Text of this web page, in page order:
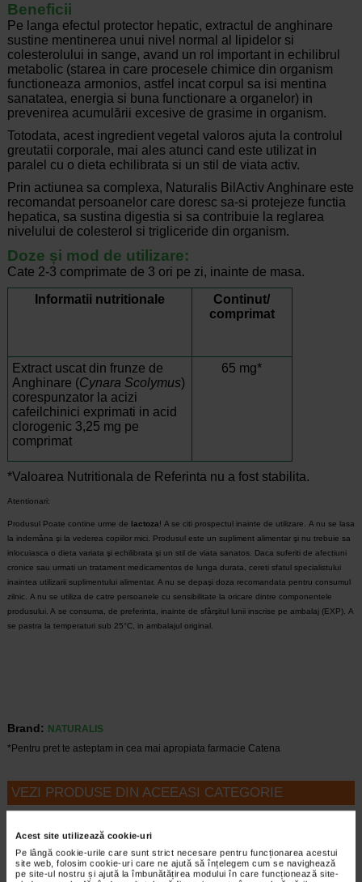
Acest site utilizează cookie-uri
Pe lângă cookie-urile care sunt strict necesare pentru funcționarea acestui
site web, folosim cookie-uri care ne ajută să înțelegem cum se navighează
pe site-ul nostru și ajută la îmbunătățirea modului în care funcționează site-
Beneficii
Pe langa efectul protector hepatic, extractul de anghinare
sustine mentinerea unui nivel normal al lipidelor si
colesterolului in sange, avand un rol important in echilibrul
metabolic (starea in care procesele chimice din organism
functioneaza armonios, astfel incat corpul sa isi mentina
sanatatea, energia si buna functionare a organelor) in
prevenirea acumulării excesive de grasime in organism.
Totodata, acest ingredient vegetal valoros ajuta la controlul
greutatii corporale, mai ales atunci cand este utilizat in
paralel cu o dieta echilibrata si un stil de viata activ.
Prin actiunea sa complexa, Naturalis BilActiv Anghinare este
recomandat persoanelor care doresc sa-si protejeze functia
hepatica, sa sustina digestia si sa contribuie la reglarea
nivelului de colesterol si trigliceride din organism.
Doze și mod de utilizare:
Cate 2-3 comprimate de 3 ori pe zi, inainte de masa.
Informatii nutritionale
Continut/
comprimat
Extract uscat din frunze de
Anghinare (Cynara Scolymus)
corespunzator la acizi
cafeilchinici exprimati in acid
clorogenic 3,25 mg pe
comprimat
65 mg*
*Valoarea Nutritionala de Referinta nu a fost stabilita.
Atentionari:
Produsul Poate contine urme de lactoza! A se citi prospectul inainte de utilizare. A nu se lasa
la indemâna şi la vederea copiilor mici. Produsul este un supliment alimentar şi nu trebuie sa
inlocuiasca o dieta variata şi echilibrata şi un stil de viata sanatos. Daca suferiti de afectiuni
cronice sau urmati un tratament medicamentos de lunga durata, cereti sfatul specialistului
inaintea utilizarii suplimentului alimentar. A nu se depaşi doza recomandata pentru consumul
zilnic. A nu se utiliza de catre persoanele cu sensibilitate la oricare dintre componentele
produsului. Ase consuma, de preferinta, inainte de sfârşitul lunii inscrise pe ambalaj (EXP). A
se pastra la temperaturi sub 25°C, in ambalajul original.
Brand: NATURALIS
*Pentru pret te asteptam in cea mai apropiata farmacie Catena
VEZI PRODUSE DIN ACEEASI CATEGORIE